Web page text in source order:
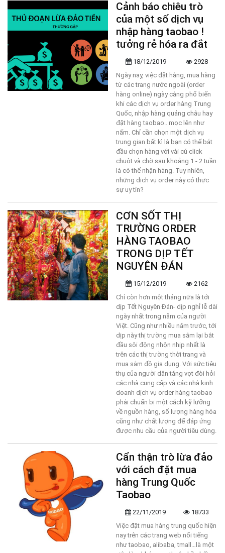
Cảnh báo chiêu trò
của một số dịch vụ
nhập hàng taobao !
tưởng rẻ hóa ra đắt
18/12/2019
2928
Ngày nay, việc đặt hàng, mua hàng
từ các trang nước ngoài (order
hàng online) ngày càng phổ biến
khi các dịch vụ order hàng Trung
Quốc, nhập hàng quảng châu hay
đặt hàng taobao.. mọc lên như
nấm. Chỉ cần chọn một dịch vụ
trung gian bất kì là bạn có thể bắt
đầu chọn hàng với vài cú click
chuột và chờ sau khoảng 1 - 2 tuần
là có thể nhận hàng. Tuy nhiên,
những dịch vụ order này có thực
sự uy tín?
CƠN SỐT THỊ
TRƯỜNG ORDER
HÀNG TAOBAO
TRONG DỊP TẾT
NGUYÊN ĐÁN
15/12/2019
2162
Chỉ còn hơn một tháng nữa là tới
dịp Tết Nguyên Đán- dịp nghỉ lễ dài
ngày nhất trong năm của người
Việt. Cũng như nhiều năm trước, tới
dịp này thị trường mua sắm lại bắt
đầu sôi động nhộn nhịp nhất là
trên các thị trường thời trang và
mua sắm đồ gia dụng. Với sức tiêu
thụ của người dân tăng vọt đòi hỏi
các nhà cung cấp và các nhà kinh
doanh dịch vụ order hàng taobao
phải chuẩn bị một cách kỹ lưỡng
về nguồn hàng, số lượng hàng hóa
cũng như chất lượng để đáp ứng
được nhu cầu của người tiêu dùng.
Cẩn thận trò lừa đảo
với cách đặt mua
hàng Trung Quốc
Taobao
22/11/2019
18733
Việc đặt mua hàng trung quốc hiện
nay trên các trang web nổi tiếng
như taobao, alibaba, tmall…là một